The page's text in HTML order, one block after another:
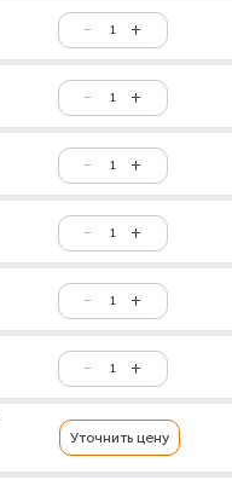
Уточнить цену